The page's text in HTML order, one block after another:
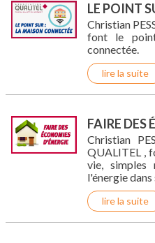
LE POINT
Christian
font le
connectée.
lire la suite
FAIRE DES
Christian
QUALITEL ,
vie, simples
l'énergie
lire la suite